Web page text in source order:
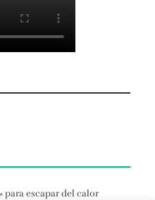
para escapar del calor